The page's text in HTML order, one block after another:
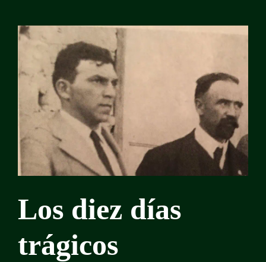
Los diez días
trágicos